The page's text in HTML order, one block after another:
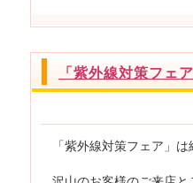
「紫外線対策フェ
「紫外線対策フェア」